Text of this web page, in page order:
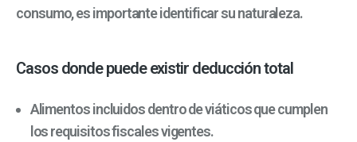
consumo, es importante identificar su naturaleza.
Casos donde puede existir deducción total
Alimentos incluidos dentro de viáticos que cumplen
los requisitos fiscales vigentes.